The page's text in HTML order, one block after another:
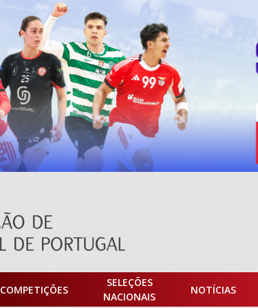
COMPETIÇÕES
SELEÇÕES
NACIONAIS
NOTÍCIAS